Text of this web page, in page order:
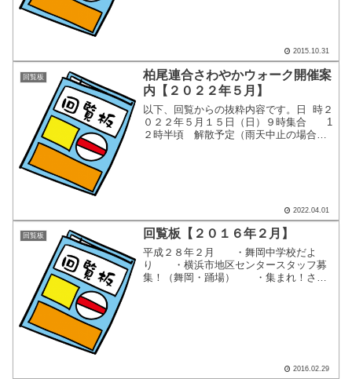
2015.10.31
回覧板
柏尾連合さわやかウォーク開催案
内【２０２２年５月】
以下、回覧からの抜粋内容です。日 時２
０２２年５月１５日（日）９時集合 1
２時半頃 解散予定（雨天中止の場合、
2022.04.01
回覧板 回覧板【２０１６年２月】
平成２８年２月 ・舞岡中学校だよ
り ・横浜市地区センタースタッフ募
集！（舞岡・踊場） ・集まれ！さく
2016.02.29